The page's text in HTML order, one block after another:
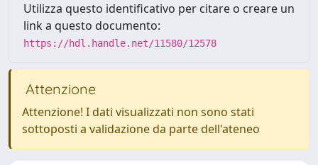
Utilizza questo identificativo per citare o creare un
link a questo documento:
https://hdl.handle.net/11580/12578
Attenzione
Attenzione! I dati visualizzati non sono stati
sottoposti a validazione da parte dell'ateneo